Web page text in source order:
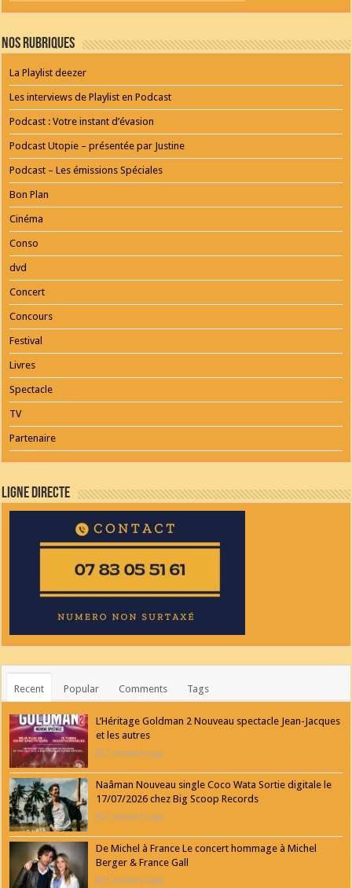
Nos Rubriques
La Playlist deezer
Les interviews de Playlist en Podcast
Podcast : Votre instant d’évasion
Podcast Utopie – présentée par Justine
Podcast – Les émissions Spéciales
Bon Plan
Cinéma
Conso
dvd
Concert
Concours
Festival
Livres
Spectacle
TV
Partenaire
Ligne Directe
Recent Popular Comments Tags
L’Héritage Goldman 2 Nouveau spectacle Jean-Jacques
et les autres
3 semaines ago
Naâman Nouveau single Coco Wata Sortie digitale le
17/07/2026 chez Big Scoop Records
3 semaines ago
De Michel à France Le concert hommage à Michel
Berger & France Gall
3 semaines ago